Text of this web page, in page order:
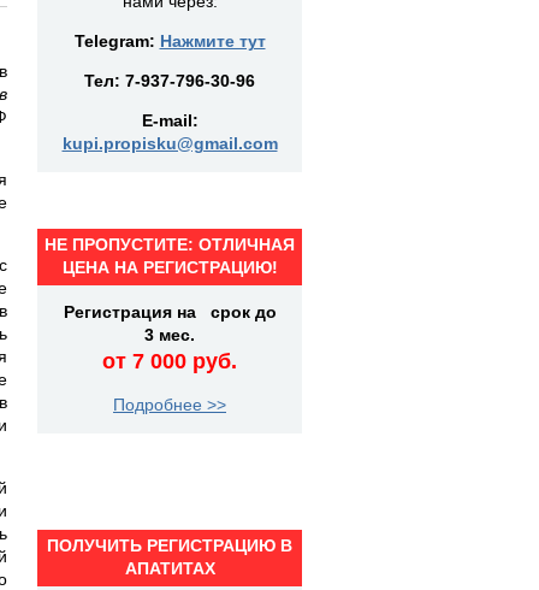
Telegram: Нажмите тут
Тел: 7-937-796-30-96
E-mail:
kupi.propisku@gmail.com
НЕ ПРОПУСТИТЕ: ОТЛИЧНАЯ
ЦЕНА НА РЕГИСТРАЦИЮ!
Регистрация на срок до
3 мес.
от 7 000 руб.
Подробнее >>
ПОЛУЧИТЬ РЕГИСТРАЦИЮ В
АПАТИТАХ